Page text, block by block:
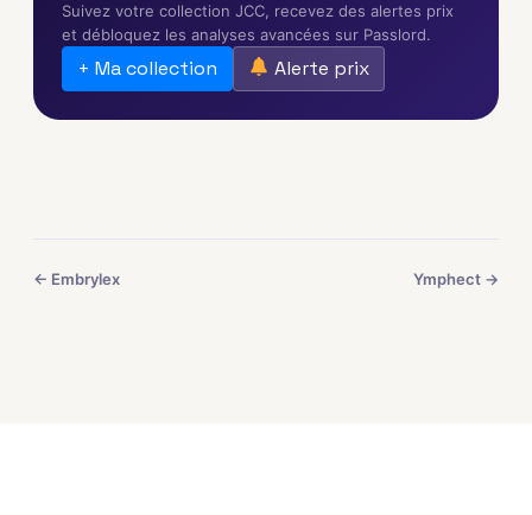
Suivez votre collection JCC, recevez des alertes prix
et débloquez les analyses avancées sur Passlord.
+ Ma collection Alerte prix
← Embrylex Ymphect →